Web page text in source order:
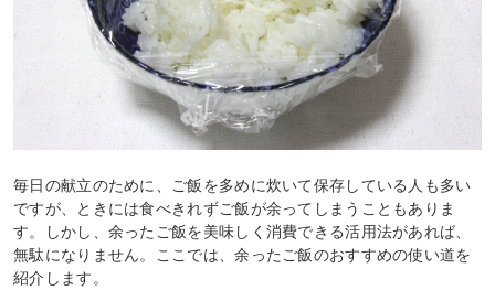
毎日の献立のために、ご飯を多めに炊いて保存している人も多い
ですが、ときには食べきれずご飯が余ってしまうこともありま
す。しかし、余ったご飯を美味しく消費できる活用法があれば、
無駄になりません。ここでは、余ったご飯のおすすめの使い道を
紹介します。